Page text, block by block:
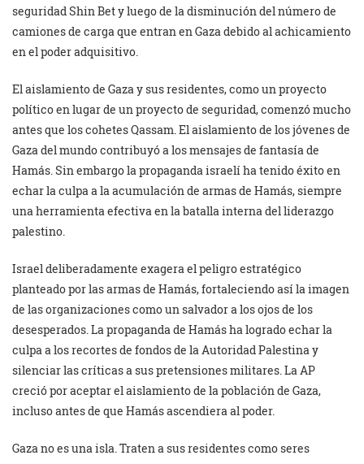
seguridad Shin Bet y luego de la disminución del número de
camiones de carga que entran en Gaza debido al achicamiento
en el poder adquisitivo.
El aislamiento de Gaza y sus residentes, como un proyecto
político en lugar de un proyecto de seguridad, comenzó mucho
antes que los cohetes Qassam. El aislamiento de los jóvenes de
Gaza del mundo contribuyó a los mensajes de fantasía de
Hamás. Sin embargo la propaganda israelí ha tenido éxito en
echar la culpa a la acumulación de armas de Hamás, siempre
una herramienta efectiva en la batalla interna del liderazgo
palestino.
Israel deliberadamente exagera el peligro estratégico
planteado por las armas de Hamás, fortaleciendo así la imagen
de las organizaciones como un salvador a los ojos de los
desesperados. La propaganda de Hamás ha logrado echar la
culpa a los recortes de fondos de la Autoridad Palestina y
silenciar las críticas a sus pretensiones militares. La AP
creció por aceptar el aislamiento de la población de Gaza,
incluso antes de que Hamás ascendiera al poder.
Gaza no es una isla. Traten a sus residentes como seres